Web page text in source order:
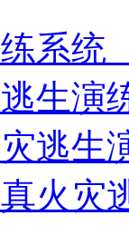
系统
生演
逃生
火灾